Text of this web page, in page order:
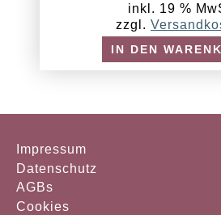
inkl. 19 %
zzgl.
IN DEN
Impressum
Datenschutz
AGBs
Cookies